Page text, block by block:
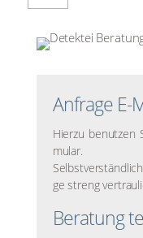
Anfra­ge E-
Hier­zu benut­zen
mu­lar.
ge streng
Bera­tung